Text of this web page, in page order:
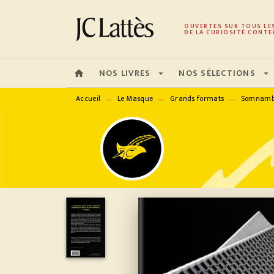
MENU RECHERCHE CONTENU
OUVERTES SUR TOUS
DE LA CURIOSITÉ
home NOS LIVRES arrow_drop_down NOS SÉLECTIONS arrow_drop_down
Accueil — Le Masque — Grands formats —